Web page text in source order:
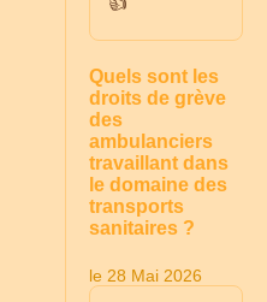
Quels sont les
droits de grève
des
ambulanciers
travaillant dans
le domaine des
transports
sanitaires ?
le 28 Mai 2026